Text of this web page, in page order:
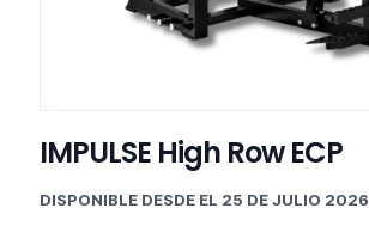
IMPULSE High Row ECP
DISPONIBLE DESDE EL 25 DE JULIO 2026